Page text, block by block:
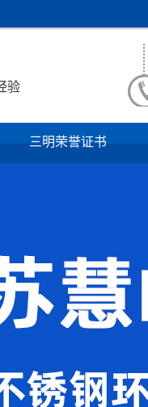
验
三明荣誉证书